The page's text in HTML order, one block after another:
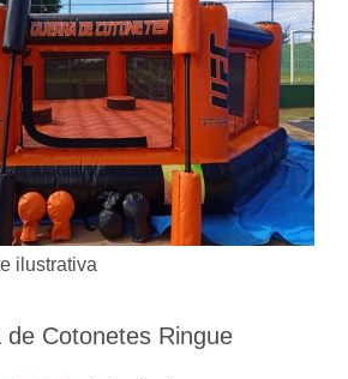
ilustrativa
de Cotonetes Ringue